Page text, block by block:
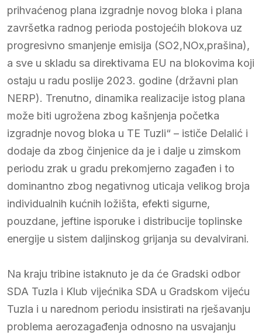
prihvaćenog plana izgradnje novog bloka i plana
završetka radnog perioda postojećih blokova uz
progresivno smanjenje emisija (SO2,NOx,prašina),
a sve u skladu sa direktivama EU na blokovima koji
ostaju u radu poslije 2023. godine (državni plan
NERP). Trenutno, dinamika realizacije istog plana
može biti ugrožena zbog kašnjenja početka
izgradnje novog bloka u TE Tuzli“ – ističe Delalić i
dodaje da zbog činjenice da je i dalje u zimskom
periodu zrak u gradu prekomjerno zagađen i to
dominantno zbog negativnog uticaja velikog broja
individualnih kućnih ložišta, efekti sigurne,
pouzdane, jeftine isporuke i distribucije toplinske
energije u sistem daljinskog grijanja su devalvirani.
Na kraju tribine istaknuto je da će Gradski odbor
SDA Tuzla i Klub vijećnika SDA u Gradskom vijeću
Tuzla i u narednom periodu insistirati na rješavanju
problema aerozagađenja odnosno na usvajanju